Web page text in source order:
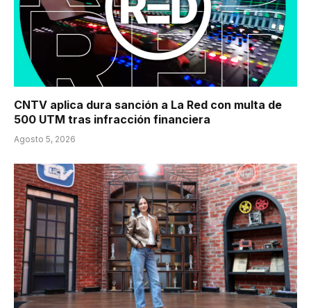
CNTV aplica dura sanción a La Red con multa de
500 UTM tras infracción financiera
Agosto 5, 2026